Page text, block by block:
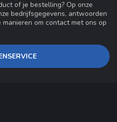
of je bestelling? Op onze
bedrijfsgegevens, antwoorden
om contact met ons op